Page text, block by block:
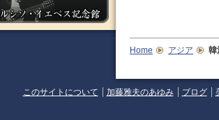
Home アジア 韓
このサイトについて 加藤雅夫のあゆみ ブログ